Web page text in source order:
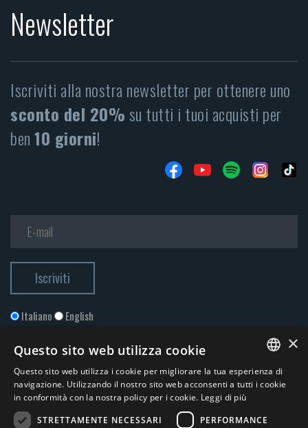
Newsletter
Iscriviti alla nostra newsletter per ottenere uno
sconto del 20%su tutti i tuoi acquisti per
ben10 giorni!
Italiano English
ITALIAN
×
Questo sito web utilizza cookie
Questo sito web utilizza i cookie per migliorare la tua esperienza di
navigazione. Utilizzando il nostro sito web acconsenti a tutti i cookie
in conformità con la nostra policy per i cookie. Leggi di più
STRETTAMENTE NECESSARI
PERFORMANCE